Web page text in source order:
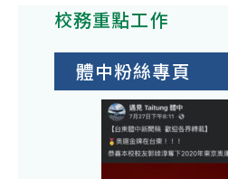
校務重點工作
體中粉絲專頁